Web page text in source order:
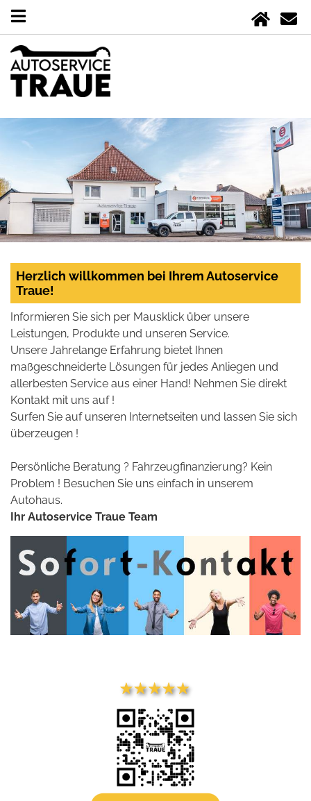
Herzlich willkommen bei Ihrem Autoservice
Traue!
Informieren Sie sich per Mausklick über unsere
Leistungen, Produkte und unseren Service.
Unsere Jahrelange Erfahrung bietet Ihnen
maßgeschneiderte Lösungen für jedes Anliegen und
allerbesten Service aus einer Hand! Nehmen Sie direkt
Kontakt mit uns auf !
Surfen Sie auf unseren Internetseiten und lassen Sie sich
überzeugen !
Persönliche Beratung ? Fahrzeugfinanzierung? Kein
Problem ! Besuchen Sie uns einfach in unserem
Autohaus.
Ihr Autoservice Traue Team